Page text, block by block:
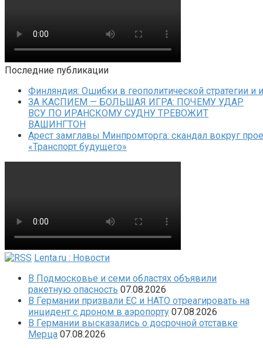
Последние публикации
Финляндия: Ошибки в геополитической стратегии и
ЗА КАСПИЕМ — БОЛЬШАЯ ИГРА: ПОЧЕМУ УДАР
ВСУ ПО ИРАНСКОМУ СУДНУ ТРЕВОЖИТ
ВАШИНГТОН
Арест замглавы Минпромторга: скандал вокруг
«Транспорт будущего»
Lenta.ru : Новости
В Подмосковье и семи областях объявили
ракетную опасность 07.08.2026
В Германии призвали ЕС и НАТО отреагировать на
инцидент с дроном в аэропорту 07.08.2026
В Германии высказались о досрочной отставке
Мерца 07.08.2026